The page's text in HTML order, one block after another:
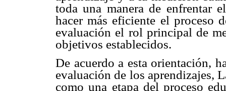
toda una manera de enfrentar
hacer más eficiente el proceso
evaluación el rol principal de
objetivos establecidos.
De acuerdo a esta orientación,
evaluación de los aprendizajes,
como una etapa del proceso